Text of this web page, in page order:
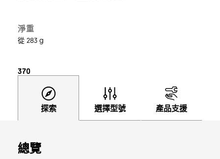
淨重
從 283 g
370
探索 選擇型號 產品支援
總覽